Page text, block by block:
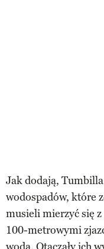
Jak dodają,
wodospadów, które
musieli mierzyć się
100-metrowymi